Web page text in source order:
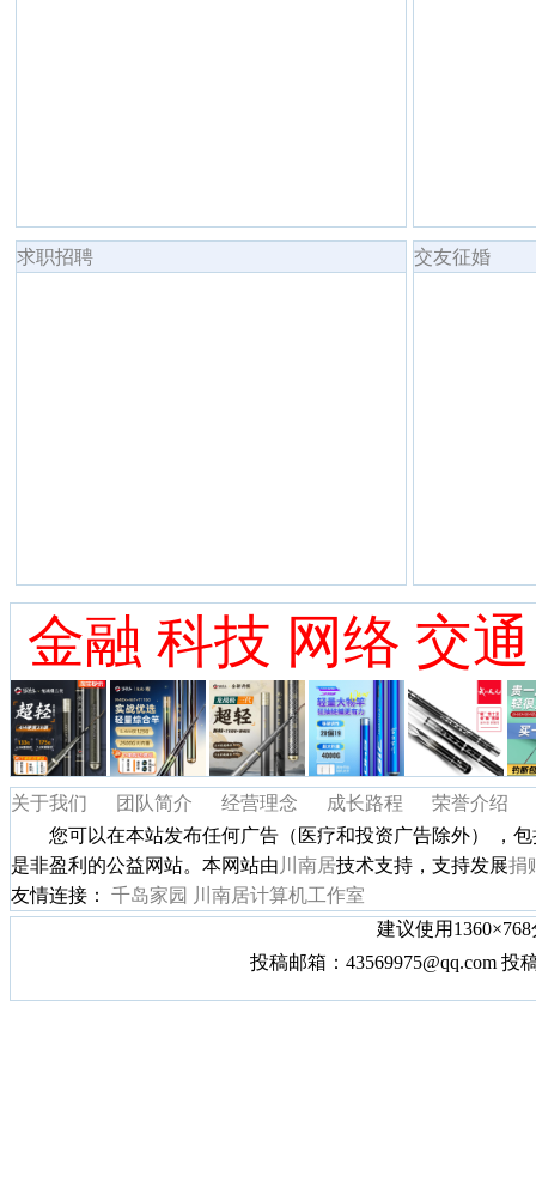
求职招聘 交友征婚
金融 科技 网络 交
关于我们 团队简介 经营理念 成长路程
荣誉介绍
您可以在本站发布任何广告（医疗和投资广告除外） ，包
是非盈利的公益网站。本网站由 川南居技术支持，支持发展捐
友情连接： 千岛家园 川南居计算机工作室
建议使用
投稿邮箱：43569975@qq.com 投